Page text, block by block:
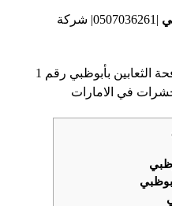
|0507036261| شركة
تعتبر شركتنا افضل شركات مكافحة الثعابين بأبوظبي رقم 1
في الامارات